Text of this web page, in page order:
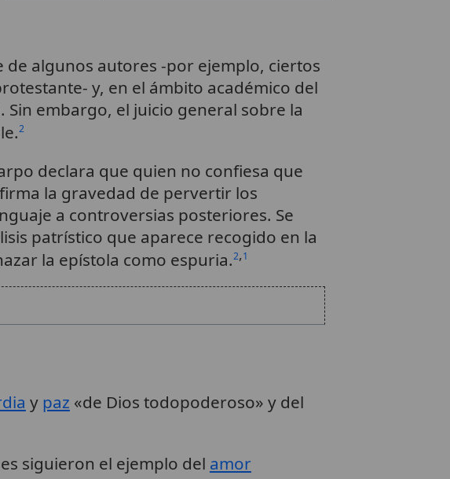
algunos autores -por ejemplo, ciertos
y, en el ámbito académico del
Sin embargo, el juicio general sobre la
2
declara que quien no confiesa que
la gravedad de pervertir los
a controversias posteriores. Se
patrístico que aparece recogido en la
la epístola como espuria.2,1
y paz «de Dios todopoderoso» y del
siguieron el ejemplo del amor